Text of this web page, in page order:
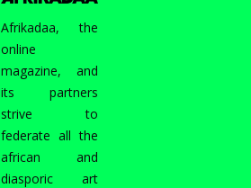
Afrikadaa, the
online
magazine, and
its partners
strive to
federate all the
african and
diasporic art